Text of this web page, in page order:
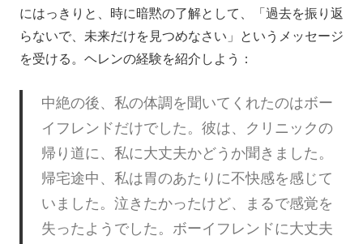
にはっきりと、時に暗黙の了解として、「過去を振り返
らないで、未来だけを見つめなさい」というメッセージ
を受ける。ヘレンの経験を紹介しよう：
中絶の後、私の体調を聞いてくれたのはボー
イフレンドだけでした。彼は、クリニックの
帰り道に、私に大丈夫かどうか聞きました。
帰宅途中、私は胃のあたりに不快感を感じて
いました。泣きたかったけど、まるで感覚を
失ったようでした。ボーイフレンドに大丈夫